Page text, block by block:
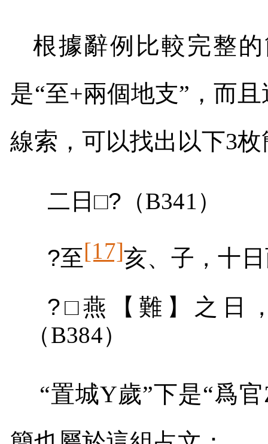
根據辭例比較完整
是“至+兩個地支”，而
線索，可以找出以下3枚
二日□? （B341 ）
?至[17]亥、子，十
?□燕【難】之日
（B384）
“置城Y歲”下是“爲官